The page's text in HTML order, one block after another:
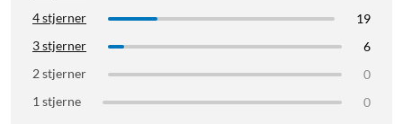
4 stjerner
19
3 stjerner
6
2 stjerner
0
1 stjerne
0